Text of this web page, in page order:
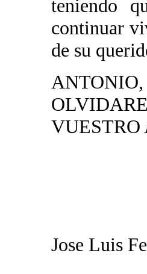
teniendo
continuar
de su
VUESTRO
Jose Luis